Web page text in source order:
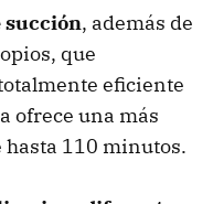
succión, además de
que
eficiente
ofrece una más
110 minutos.